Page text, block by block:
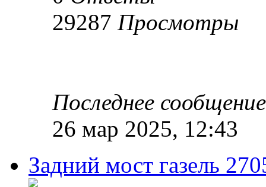
29287 Просмотры
Последнее
26 мар 2025, 12:43
Задний мост газель